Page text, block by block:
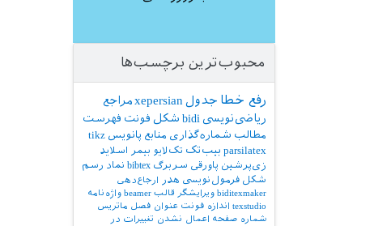
محبوب‌ترین برچسب‌ها
رفع خطا جدول xepersianمراجع
ریاضی‌نویسی bidi شکل فونت فهرست
مطالب شماره‌گذاری منابع پانویس tikz
parsilatex بیب‌تک تک‌لایو بیمر اسلاید
زی‌پرشین پاورقی سربرگ bibtex نماد رسم
شکل فرمول‌نویسی هدر
ارجاع‌دهی
biditexmaker ویرایشگر قالب beamer واژه‌نامه
texstudio اندازه فونت عنوان فصل ماتریس
شماره صفحه اعمال نشدن تغییرات در